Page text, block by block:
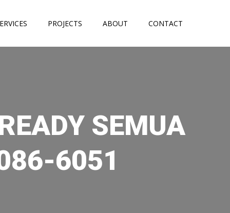
PROJECTS ABOUT CONTACT
SEMUA
6051